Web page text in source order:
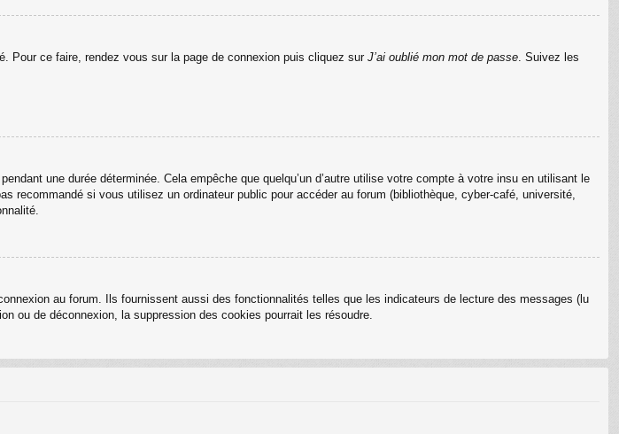
Pour ce faire, rendez vous sur la page de connexion puis cliquez sur J’ai oublié mon mot de passe. Suivez les
une durée déterminée. Cela empêche que quelqu’un d’autre utilise votre compte à votre insu en utilisant le
recommandé si vous utilisez un ordinateur public pour accéder au forum (bibliothèque, cyber-café, université,
au forum. Ils fournissent aussi des fonctionnalités telles que les indicateurs de lecture des messages (lu
ou de déconnexion, la suppression des cookies pourrait les résoudre.